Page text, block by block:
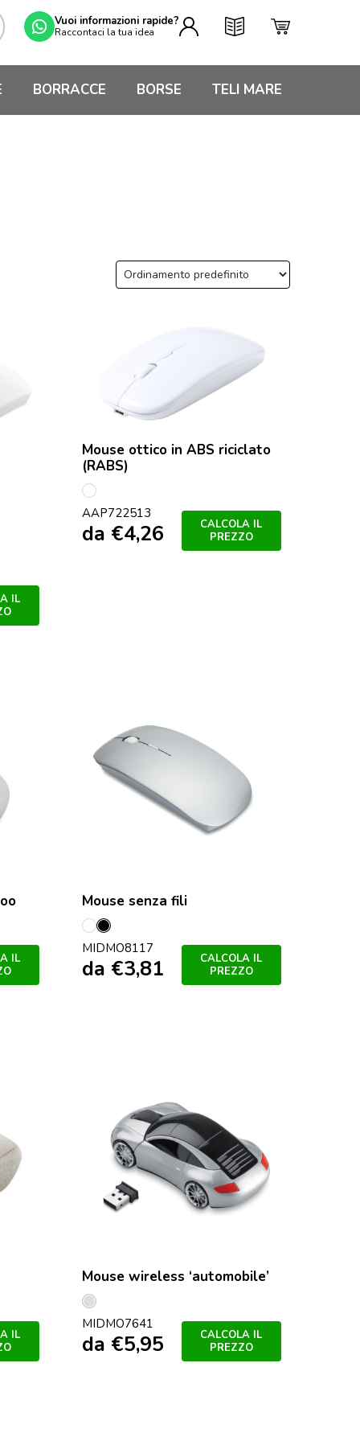
Vuoi informazioni rapide?
Raccontaci la tua idea
BORRACCE BORSE TELI MARE
IL
Mouse ottico in ABS riciclato
(RABS)
Bianco
AAP722513
da €4,26
CALCOLA IL
PREZZO
IL
Mouse senza fili
Bianco
Nero
MIDMO8117
da €3,81
CALCOLA IL
PREZZO
IL
Mouse wireless ‘automobile’
Argento
Opaco
MIDMO7641
da €5,95
CALCOLA IL
PREZZO